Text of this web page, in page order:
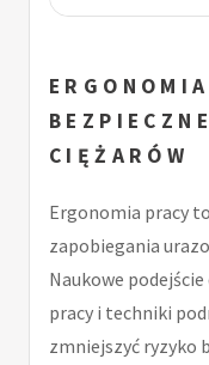
CIĘŻARÓW
Ergonomia pracy
zapobiegania
Naukowe
pracy i techniki
zmniejszyć ryzyko